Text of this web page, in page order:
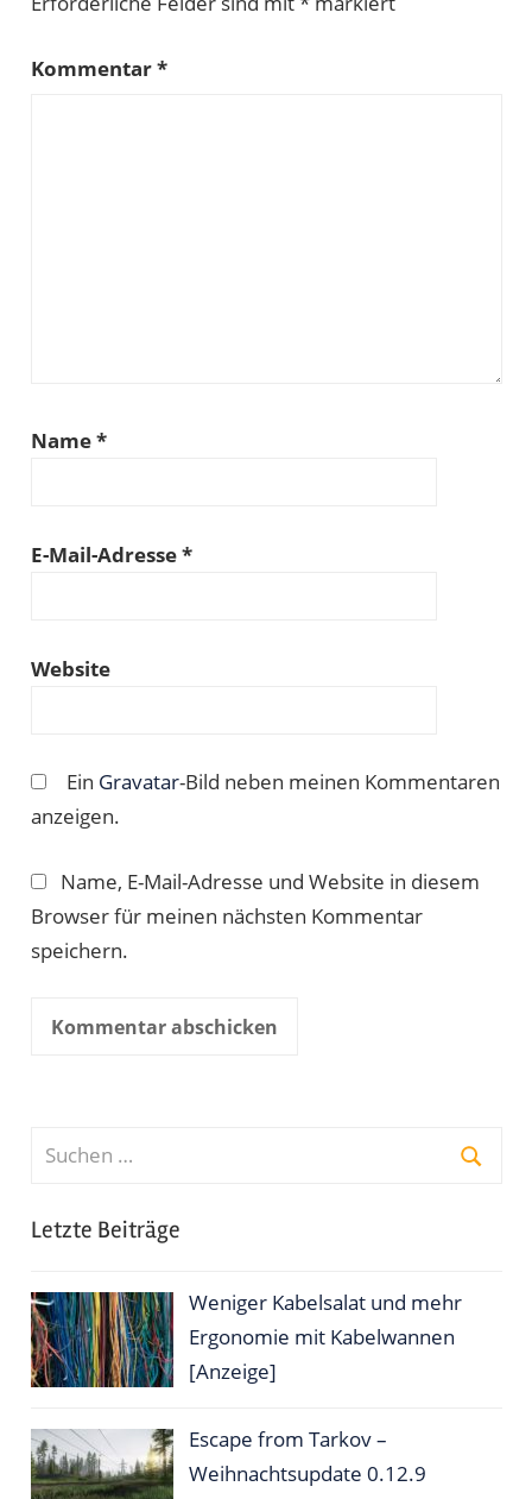
Kommentar*
Name*
E-Mail-Adresse*
Website
Ein Gravatar-Bild neben meinen Kommentaren
anzeigen.
Name, E-Mail-Adresse und Website in diesem
Browser für meinen nächsten Kommentar
speichern.
Suchen
Letzte Beiträge
Weniger Kabelsalat und mehr
Ergonomie mit Kabelwannen
[Anzeige]
Escape from Tarkov –
Weihnachtsupdate 0.12.9